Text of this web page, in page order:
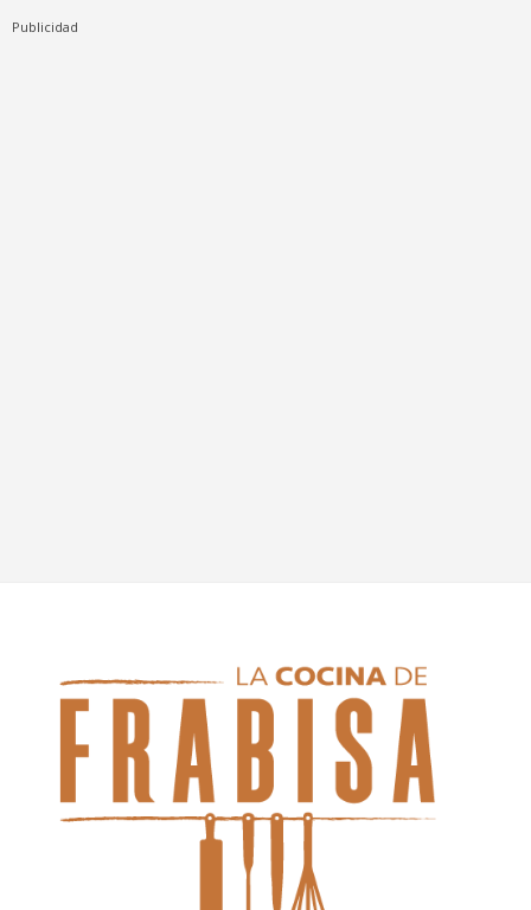
Publicidad